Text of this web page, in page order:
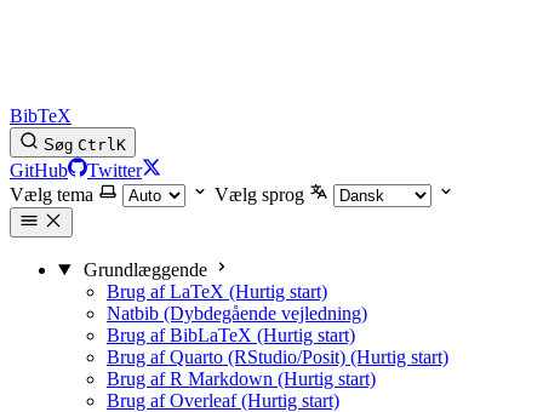
BibTeX
Søg CtrlK
GitHub
Twitter
Vælg tema
Vælg sprog
Grundlæggende
Brug af LaTeX (Hurtig start)
Natbib (Dybdegående vejledning)
Brug af BibLaTeX (Hurtig start)
Brug af Quarto (RStudio/Posit) (Hurtig start)
Brug af R Markdown (Hurtig start)
Brug af Overleaf (Hurtig start)